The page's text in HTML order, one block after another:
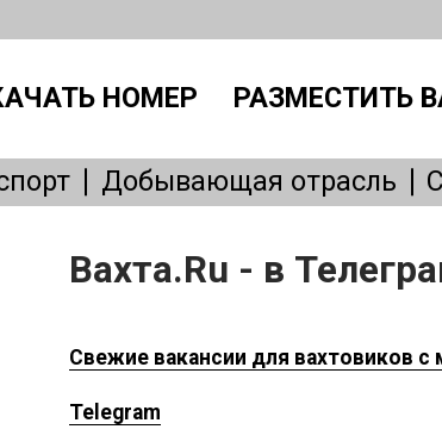
НОМЕР РАЗМЕСТИТЬ
Добывающая отрасль
IT, интернет
персонал
Медицина
Образование
Вахта.Ru - в
Свежие вакансии для вахтовиков
Telegram